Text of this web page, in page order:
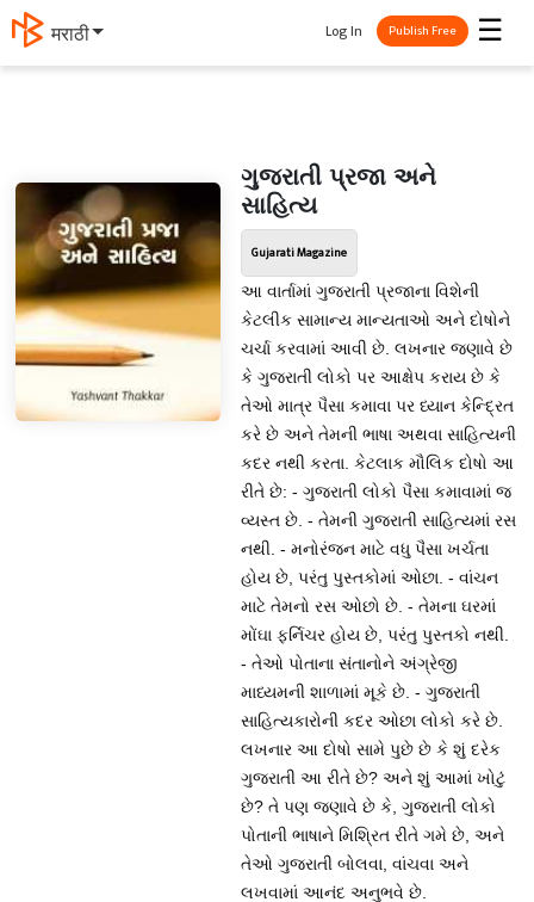
मराठी ☰
Log In Publish Free
ગુજરાતી પ્રજા અને
સાહિત્ય
Gujarati Magazine
આ વાર્તામાં ગુજરાતી પ્રજાના વિશેની
કેટલીક સામાન્ય માન્યતાઓ અને દોષોને
ચર્ચા કરવામાં આવી છે. લખનાર જણાવે છે
કે ગુજરાતી લોકો પર આક્ષેપ કરાય છે કે
તેઓ માત્ર પૈસા કમાવા પર ધ્યાન કેન્દ્રિત
કરે છે અને તેમની ભાષા અથવા સાહિત્યની
કદર નથી કરતા. કેટલાક મૌલિક દોષો આ
રીતે છે: - ગુજરાતી લોકો પૈસા કમાવામાં જ
વ્યસ્ત છે. - તેમની ગુજરાતી સાહિત્યમાં રસ
નથી. - મનોરંજન માટે વધુ પૈસા ખર્ચતા
હોય છે, પરંતુ પુસ્તકોમાં ઓછા. - વાંચન
માટે તેમનો રસ ઓછો છે. - તેમના ઘરમાં
મોંઘા ફર્નિચર હોય છે, પરંતુ પુસ્તકો નથી.
- તેઓ પોતાના સંતાનોને અંગ્રેજી
માધ્યમની શાળામાં મૂકે છે. - ગુજરાતી
સાહિત્યકારોની કદર ઓછા લોકો કરે છે.
લખનાર આ દોષો સામે પુછે છે કે શું દરેક
ગુજરાતી આ રીતે છે? અને શું આમાં ખોટું
છે? તે પણ જણાવે છે કે, ગુજરાતી લોકો
પોતાની ભાષાને મિશ્રિત રીતે ગમે છે, અને
તેઓ ગુજરાતી બોલવા, વાંચવા અને
લખવામાં આનંદ અનુભવે છે.